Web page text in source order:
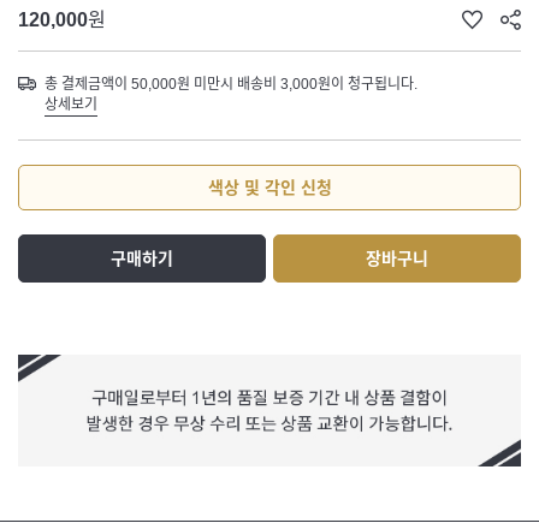
120,000원
총 결제금액이 50,000원 미만시 배송비 3,000원이 청구됩니다.
상세보기
색상 및 각인 신청
구매하기 장바구니